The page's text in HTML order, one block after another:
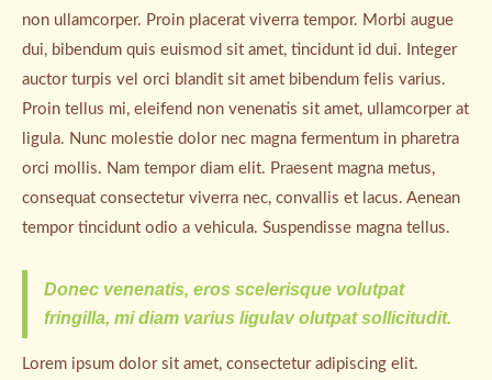
non ullamcorper. Proin placerat viverra tempor. Morbi augue
dui, bibendum quis euismod sit amet, tincidunt id dui. Integer
auctor turpis vel orci blandit sit amet bibendum felis varius.
Proin tellus mi, eleifend non venenatis sit amet, ullamcorper at
ligula. Nunc molestie dolor nec magna fermentum in pharetra
orci mollis. Nam tempor diam elit. Praesent magna metus,
consequat consectetur viverra nec, convallis et lacus. Aenean
tempor tincidunt odio a vehicula. Suspendisse magna tellus.
Donec venenatis, eros scelerisque volutpat
fringilla, mi diam varius ligulav olutpat sollicitudit.
Lorem ipsum dolor sit amet, consectetur adipiscing elit.